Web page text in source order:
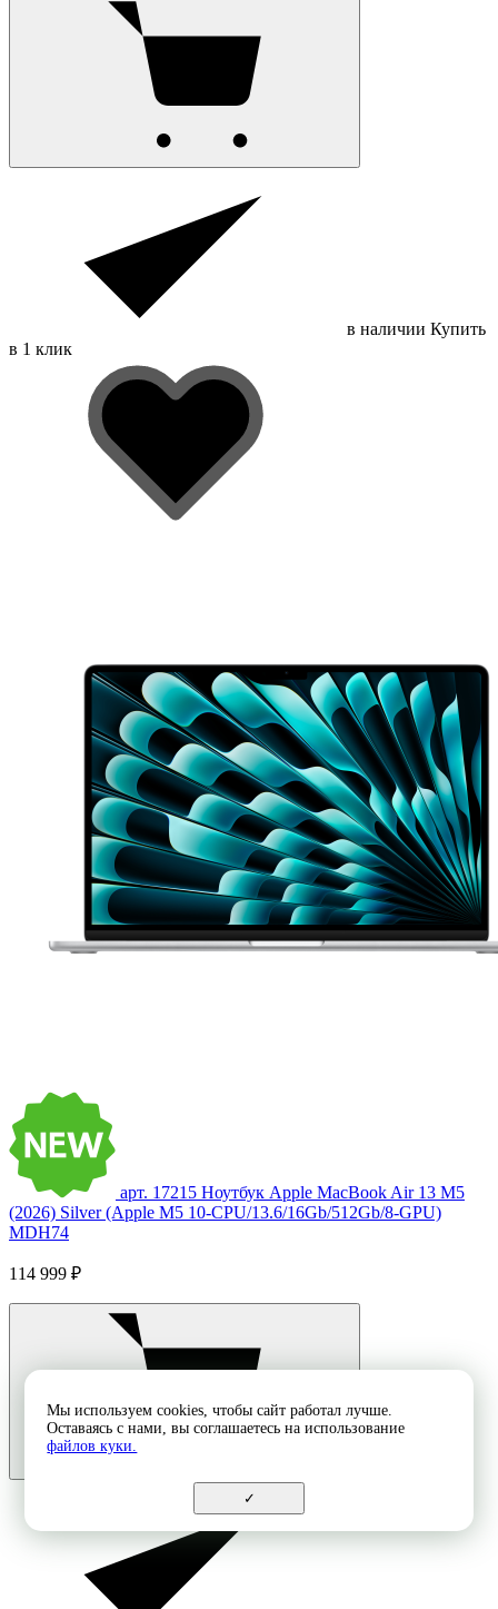
в наличии Купить
в 1 клик
арт. 17215 Ноутбук Apple MacBook Air 13 M5
(2026) Silver (Apple M5 10-CPU/13.6/16Gb/512Gb/8-GPU)
MDH74
114 999 ₽
Мы используем cookies, чтобы сайт работал лучше.
Оставаясь с нами, вы соглашаетесь на использование
файлов куки.
✓